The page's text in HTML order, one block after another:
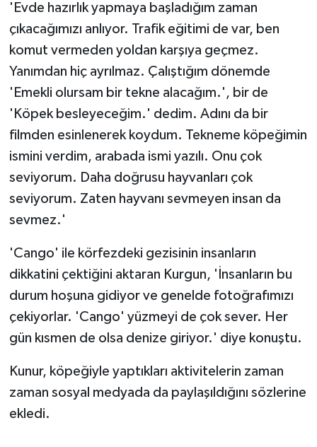
'Evde hazırlık yapmaya başladığım zaman
çıkacağımızı anlıyor. Trafik eğitimi de var, ben
komut vermeden yoldan karşıya geçmez.
Yanımdan hiç ayrılmaz. Çalıştığım dönemde
'Emekli olursam bir tekne alacağım.', bir de
'Köpek besleyeceğim.' dedim. Adını da bir
filmden esinlenerek koydum. Tekneme köpeğimin
ismini verdim, arabada ismi yazılı. Onu çok
seviyorum. Daha doğrusu hayvanları çok
seviyorum. Zaten hayvanı sevmeyen insan da
sevmez.'
'Cango' ile körfezdeki gezisinin insanların
dikkatini çektiğini aktaran Kurgun, 'İnsanların bu
durum hoşuna gidiyor ve genelde fotoğrafımızı
çekiyorlar. 'Cango' yüzmeyi de çok sever. Her
gün kısmen de olsa denize giriyor.' diye konuştu.
Kunur, köpeğiyle yaptıkları aktivitelerin zaman
zaman sosyal medyada da paylaşıldığını sözlerine
ekledi.